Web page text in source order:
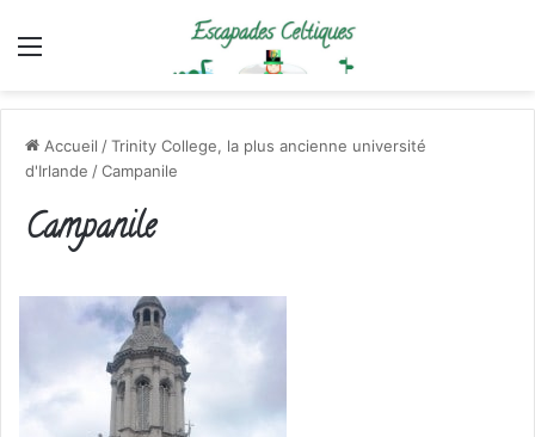
Menu
Accueil /Trinity College, la plus ancienne université
d'Irlande /Campanile
Campanile